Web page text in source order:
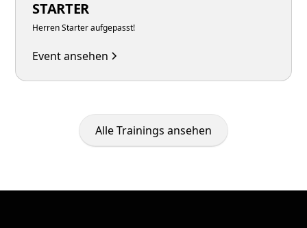
STARTER
Herren Starter aufgepasst!
Event ansehen
Alle Trainings ansehen